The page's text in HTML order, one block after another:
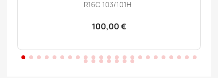
R16C 103/101H
100,00 €